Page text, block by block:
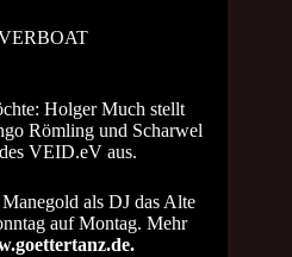
Holger Much stellt
Römling und Scharwel
VEID.eV aus.
als DJ das Alte
auf Montag. Mehr
.